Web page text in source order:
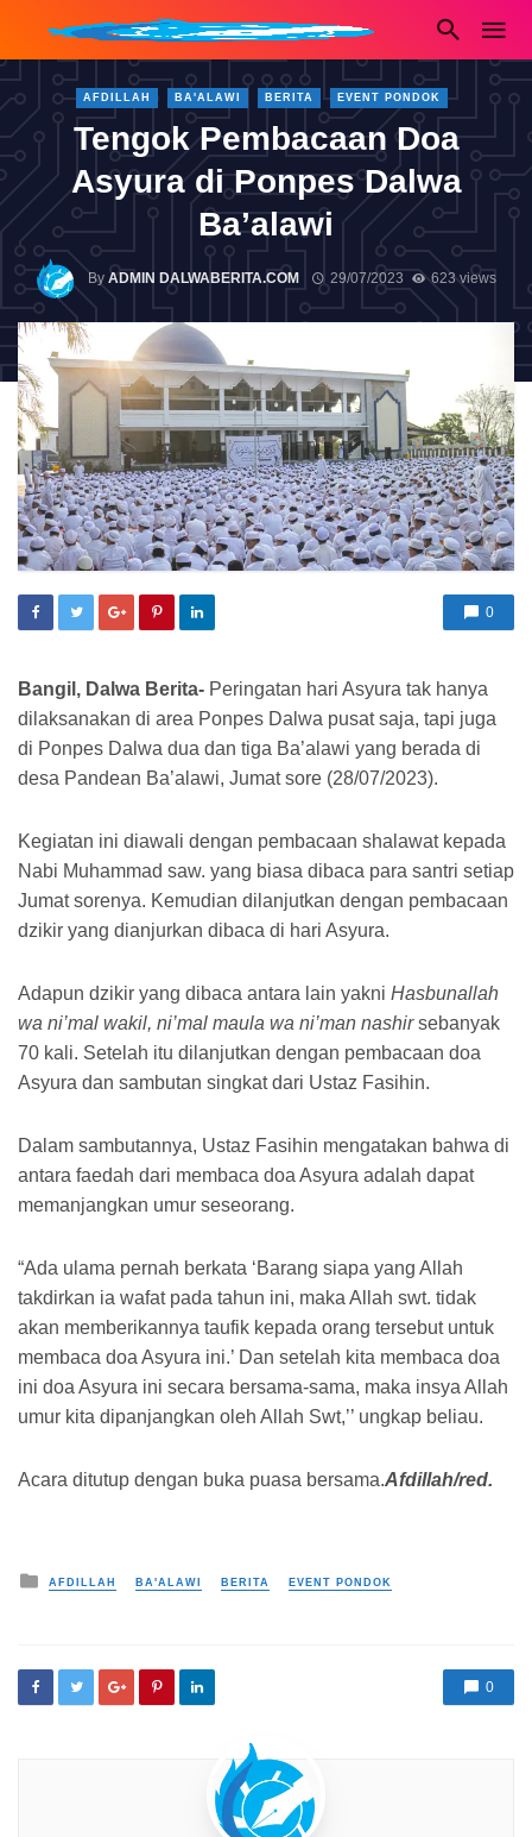
AFDILLAH BA'ALAWI BERITA EVENT PONDOK
Tengok Pembacaan Doa
Asyura di Ponpes Dalwa
Ba’alawi
ByADMIN DALWABERITA.COM 29/07/2023 623 views
0
Bangil, Dalwa Berita- Peringatan hari Asyura tak hanya
dilaksanakan di area Ponpes Dalwa pusat saja, tapi juga
di Ponpes Dalwa dua dan tiga Ba’alawi yang berada di
desa Pandean Ba’alawi, Jumat sore (28/07/2023).
Kegiatan ini diawali dengan pembacaan shalawat kepada
Nabi Muhammad saw. yang biasa dibaca para santri setiap
Jumat sorenya. Kemudian dilanjutkan dengan pembacaan
dzikir yang dianjurkan dibaca di hari Asyura.
Adapun dzikir yang dibaca antara lain yakni Hasbunallah
wa ni’mal wakil, ni’mal maula wa ni’man nashirsebanyak
70 kali. Setelah itu dilanjutkan dengan pembacaan doa
Asyura dan sambutan singkat dari Ustaz Fasihin.
Dalam sambutannya, Ustaz Fasihin mengatakan bahwa di
antara faedah dari membaca doa Asyura adalah dapat
memanjangkan umur seseorang.
“Ada ulama pernah berkata ‘Barang siapa yang Allah
takdirkan ia wafat pada tahun ini, maka Allah swt. tidak
akan memberikannya taufik kepada orang tersebut untuk
membaca doa Asyura ini.’ Dan setelah kita membaca doa
ini doa Asyura ini secara bersama-sama, maka insya Allah
umur kita dipanjangkan oleh Allah Swt,’’ ungkap beliau.
Acara ditutup dengan buka puasa bersama.Afdillah/red.
Posted in
AFDILLAH BA'ALAWI BERITA EVENT PONDOK
0